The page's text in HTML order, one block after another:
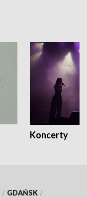
Koncerty
/ GDAŃSK /